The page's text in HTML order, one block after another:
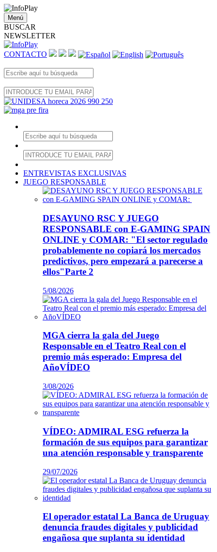
Menú
BUSCAR
NEWSLETTER
CONTACTO
ENTREVISTAS EXCLUSIVAS
JUEGO RESPONSABLE
DESAYUNO RSC Y JUEGO
RESPONSABLE con E-GAMING SPAIN
ONLINE y COMAR: "El sector regulado
probablemente no copiará los mercados
predictivos, pero empezará a parecerse a
ellos"Parte 2
5/08/2026
MGA cierra la gala del Juego
Responsable en el Teatro Real con el
premio más esperado: Empresa del
AñoVÍDEO
3/08/2026
VÍDEO: ADMIRAL ESG refuerza la
formación de sus equipos para garantizar
una atención responsable y transparente
29/07/2026
El operador estatal La Banca de Uruguay
denuncia fraudes digitales y publicidad
engañosa que suplanta su identidad